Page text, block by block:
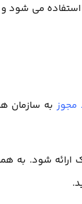
استفاده می شود
مجوز به سازمان
ارائه شود. به